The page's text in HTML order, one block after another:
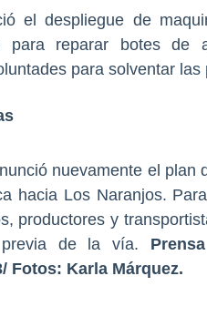
el despliegue de
para reparar botes de
para solventar
nuevamente el plan
hacia Los Naranjos.
productores y
previa de la vía.
Fotos: Karla Márquez.